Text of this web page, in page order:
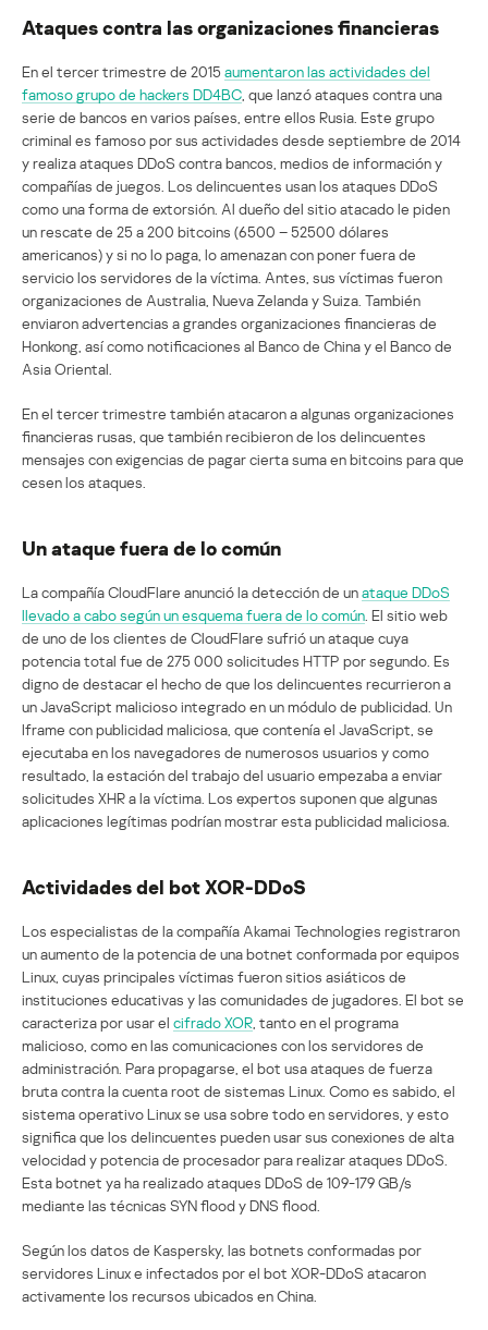
Ataques contra las organizaciones financieras
En el tercer trimestre de 2015aumentaron las actividades del
famoso grupo de hackers DD4BC , que lanzó ataques contra una
serie de bancos en varios países, entre ellos Rusia. Este grupo
criminal es famoso por sus actividades desde septiembre de 2014
y realiza ataques DDoS contra bancos, medios de información y
compañías de juegos. Los delincuentes usan los ataques DDoS
como una forma de extorsión. Al dueño del sitio atacado le piden
un rescate de 25 a 200 bitcoins (6500 – 52500 dólares
americanos) y si no lo paga, lo amenazan con poner fuera de
servicio los servidores de la víctima. Antes, sus víctimas fueron
organizaciones de Australia, Nueva Zelanda y Suiza. También
enviaron advertencias a grandes organizaciones financieras de
Honkong, así como notificaciones al Banco de China y el Banco de
Asia Oriental.
En el tercer trimestre también atacaron a algunas organizaciones
financieras rusas, que también recibieron de los delincuentes
mensajes con exigencias de pagar cierta suma en bitcoins para que
cesen los ataques.
Un ataque fuera de lo común
La compañía CloudFlare anunció la detección de unataque DDoS
llevado a cabo según un esquema fuera de lo común . El sitio web
de uno de los clientes de CloudFlare sufrió un ataque cuya
potencia total fue de 275 000 solicitudes HTTP por segundo. Es
digno de destacar el hecho de que los delincuentes recurrieron a
un JavaScript malicioso integrado en un módulo de publicidad. Un
Iframe con publicidad maliciosa, que contenía el JavaScript, se
ejecutaba en los navegadores de numerosos usuarios y como
resultado, la estación del trabajo del usuario empezaba a enviar
solicitudes XHR a la víctima. Los expertos suponen que algunas
aplicaciones legítimas podrían mostrar esta publicidad maliciosa.
Actividades del bot XOR-DDoS
Los especialistas de la compañía Akamai Technologies registraron
un aumento de la potencia de una botnet conformada por equipos
Linux, cuyas principales víctimas fueron sitios asiáticos de
instituciones educativas y las comunidades de jugadores. El bot se
caracteriza por usar el cifrado XOR , tanto en el programa
malicioso, como en las comunicaciones con los servidores de
administración. Para propagarse, el bot usa ataques de fuerza
bruta contra la cuenta root de sistemas Linux. Como es sabido, el
sistema operativo Linux se usa sobre todo en servidores, y esto
significa que los delincuentes pueden usar sus conexiones de alta
velocidad y potencia de procesador para realizar ataques DDoS.
Esta botnet ya ha realizado ataques DDoS de 109-179 GB/s
mediante las técnicas SYN flood y DNS flood.
Según los datos de Kaspersky, las botnets conformadas por
servidores Linux e infectados por el bot XOR-DDoS atacaron
activamente los recursos ubicados en China.